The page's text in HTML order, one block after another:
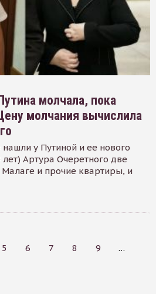
молчала, пока
молчания вычислила
у Путиной и ее нового
Артура Очеретного две
и прочие квартиры, и
5 6 7 8 9 …